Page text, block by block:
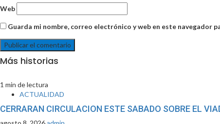
Web
Guarda mi nombre, correo electrónico y web en este navegador
Más historias
1 min de lectura
ACTUALIDAD
CERRARAN CIRCULACION ESTE SABADO SOBRE EL